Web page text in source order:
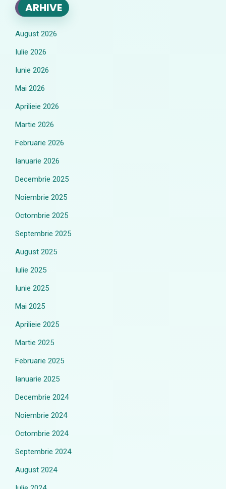
ARHIVE
August 2026
Iulie 2026
Iunie 2026
Mai 2026
Aprilieie 2026
Martie 2026
Februarie 2026
Ianuarie 2026
Decembrie 2025
Noiembrie 2025
Octombrie 2025
Septembrie 2025
August 2025
Iulie 2025
Iunie 2025
Mai 2025
Aprilieie 2025
Martie 2025
Februarie 2025
Ianuarie 2025
Decembrie 2024
Noiembrie 2024
Octombrie 2024
Septembrie 2024
August 2024